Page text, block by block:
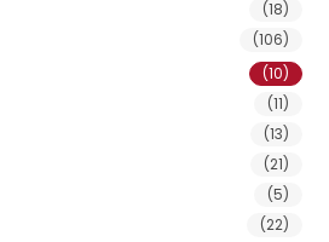
(18)
(106)
(10)
(11)
(13)
(21)
(5)
(22)